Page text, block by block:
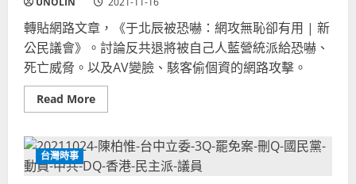
潰,
港
反
送
中
助
攻
補
看
葉
廷
珪
慘
民
黨
架
台
南
市
轉貼網路文章，《于北辰被恐嚇：網攻無恥卻有用 | 新
公民議會》。討論反共退將被自己人藍營統派給恐嚇、
死亡威脅。以及AV變臉、駭客偷個資的網路攻擊。
Read MoreRead
more
北
辰
被
恐
台灣時事